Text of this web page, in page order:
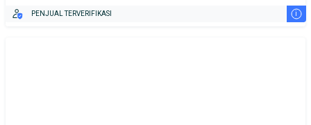
PENJUAL TERVERIFIKASI i